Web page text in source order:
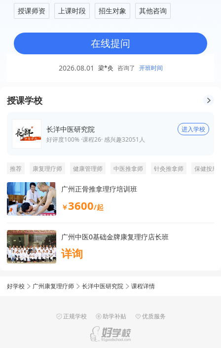
授课师资 上课时段 招生对象 其他咨询
在线提问
2026.08.01 梁*灸 咨询了 开班时间
授课学校
长洋中医研究院
进入学校
好评度100% ·课程26· 感兴趣32051 人
推荐 康复理疗师 健康管理师 中医推拿师 针灸推拿师 保健按摩
广州正骨推拿理疗培训班
￥3600/起
广州中医0基础金牌康复理疗店长班
详询
好学校 广州康复理疗师 长洋中医研究院 课程详情
正规学校 助学补贴 优质服务